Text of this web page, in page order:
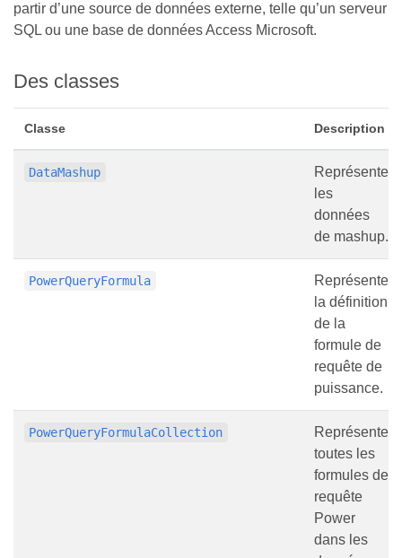
partir d’une source de données externe, telle qu’un serveur
SQL ou une base de données Access Microsoft.
Des classes
Classe Description
DataMashup
Représente
les
données
de mashup.
PowerQueryFormula
Représente
la définition
de la
formule de
requête de
puissance.
PowerQueryFormulaCollection
Représente
toutes les
formules de
requête
Power
dans les